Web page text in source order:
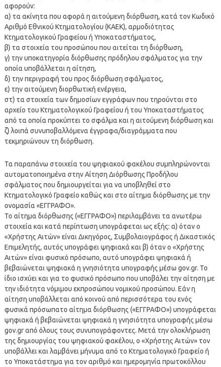
αφορούν:
α) τα ακίνητα που αφορά η αιτούμενη διόρθωση, κατά τον Κωδικό
Αριθμό Εθνικού Κτηματολογίου (ΚΑΕΚ), αρμοδιότητας
Κτηματολογικού Γραφείου ή Υποκαταστήματος,
β) τα στοιχεία του προσώπου που αιτείται τη διόρθωση,
γ) την υποκατηγορία διόρθωσης πρόδηλου σφάλματος για την
οποία υποβάλλεται η αίτηση,
δ) την περιγραφή του προς διόρθωση σφάλματος,
ε) την αιτούμενη διορθωτική ενέργεια,
στ) τα στοιχεία των δημοσίων εγγράφων που τηρούνται στο
αρχείο του Κτηματολογικού Γραφείου ή του Υποκαταστήματος
από τα οποία προκύπτει το σφάλμα και η αιτούμενη διόρθωση και
ζ) λοιπά συνυποβαλλόμενα έγγραφα/διαγράμματα που
τεκμηριώνουν τη διόρθωση.
Τα παραπάνω στοιχεία του ψηφιακού φακέλου συμπληρώνονται
αυτοματοποιημένα στην Αίτηση Διόρθωσης Προδήλου
σφάλματος που δημιουργείται για να υποβληθεί στο
Κτηματολογικό Γραφείο καθώς και στο αίτημα διόρθωσης με την
ονομασία «ΕΓΓΡΑΦΟ».
Το αίτημα διόρθωσης («ΕΓΓΡΑΦΟ») περιλαμβάνει τα ανωτέρω
στοιχεία και κατά περίπτωση υπογράφεται ως εξής: α) όταν ο
«Χρήστης Αιτών» είναι Δικηγόρος, Συμβολαιογράφος ή Δικαστικός
Επιμελητής, αυτός υπογράφει ψηφιακά και β) όταν ο «Χρήστης
Αιτών» είναι φυσικό πρόσωπο, αυτό υπογράφει ψηφιακά ή
βεβαιώνεται ψηφιακά η γνησιότητα υπογραφής μέσω gov.gr. Το
ίδιο ισχύει και για το φυσικό πρόσωπο που υποβάλει την αίτηση με
την ιδιότητα νόμιμου εκπροσώπου νομικού προσώπου. Εάν η
αίτηση υποβάλλεται από κοινού από περισσότερα του ενός
φυσικά πρόσωπατο αίτημα διόρθωσης («ΕΓΓΡΑΦΟ») υπογράφεται
ψηφιακά ή βεβαιώνεται ψηφιακά η γνησιότητα υπογραφής μέσω
gov.gr από όλους τους συνυπογράφοντες. Μετά την ολοκλήρωση
της δημιουργίας του ψηφιακού φακέλου, ο «Χρήστης Αιτών» τον
υποβάλλει και λαμβάνει μήνυμα από το Κτηματολογικό Γραφείο ή
το Υποκατάστημα για τον αριθμό και ημερομηνία πρωτοκόλλου